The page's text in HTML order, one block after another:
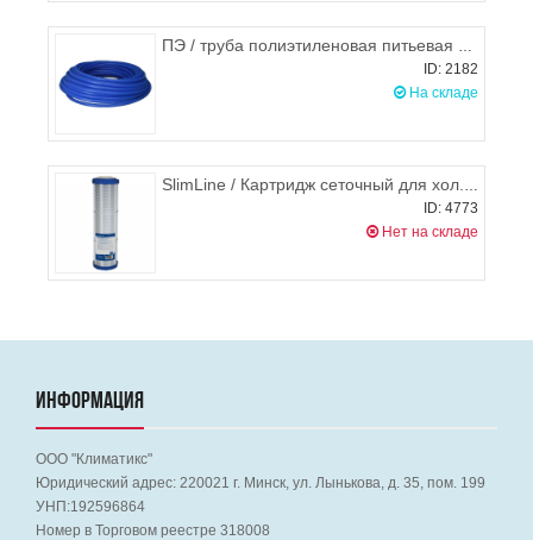
ПЭ / труба полиэтиленовая питьевая d.20, РБ
ID: 2182
На складе
SlimLine / Картридж сеточный для хол.воды многократного использования FCPNN20M, Aquafilter
ID: 4773
Нет на складе
ИНФОРМАЦИЯ
ООО "Климатикс"
Юридический адрес: 220021 г. Минск, ул. Лынькова, д. 35, пом. 199
УНП:192596864
Номер в Торговом реестре 318008